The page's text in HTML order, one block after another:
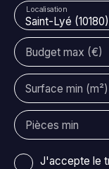
sous sol partiel,
dépendance
stockage
sont récents et
l'essentiel des
autoroute est à
propriété idéale
tout en restant
Saint-Lyé (10180)
Localisation
Budget max (€)
Surface min (m²)
Pièces min
J'accepte le